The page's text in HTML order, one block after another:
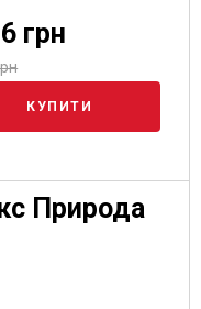
грн
КУПИТИ
Природа